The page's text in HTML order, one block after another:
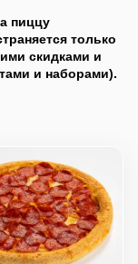
пиццу
только
скидками и
и наборами).